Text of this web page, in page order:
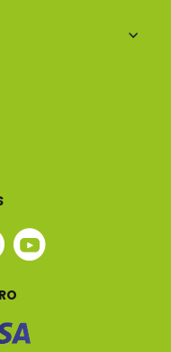
Instagram
Youtube